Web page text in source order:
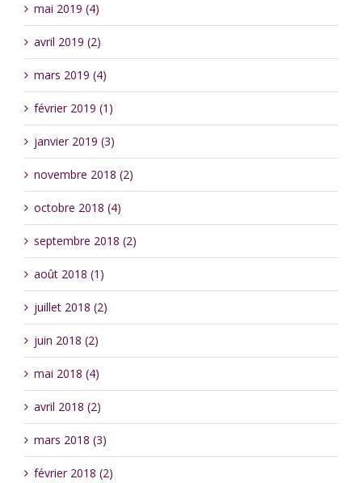
mai 2019 (4)
avril 2019 (2)
mars 2019 (4)
février 2019 (1)
janvier 2019 (3)
novembre 2018 (2)
octobre 2018 (4)
septembre 2018 (2)
août 2018 (1)
juillet 2018 (2)
juin 2018 (2)
mai 2018 (4)
avril 2018 (2)
mars 2018 (3)
février 2018 (2)